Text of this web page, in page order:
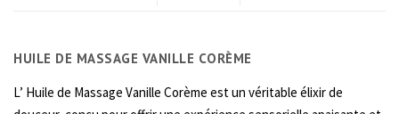
Corème
1L"
HUILE DE MASSAGE VANILLE CORÈME
L’ Huile de Massage Vanille Corème est un véritable élixir de